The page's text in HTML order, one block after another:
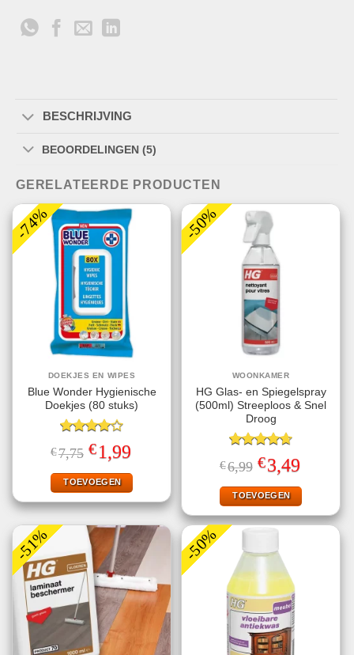
BESCHRIJVING
BEOORDELINGEN (5)
GERELATEERDE PRODUCTEN
-74%
DOEKJES EN WIPES
Blue Wonder Hygienische
Doekjes (80 stuks)
Gewaardeerd
4.00uit
€7,75 Oorspronkelijke
prijs
was:
€7,75.
€1,99
is:
€1,99.
TOEVOEGEN
-50%
WOONKAMER
HG Glas- en Spiegelspray
(500ml) Streeploos & Snel
Droog
Gewaardeerd
4.67uit 5
€6,99 Oorspronkelijke
prijs
was:
€6,99.
€3,49
is:
€3,49.
TOEVOEGEN
-51% -50%